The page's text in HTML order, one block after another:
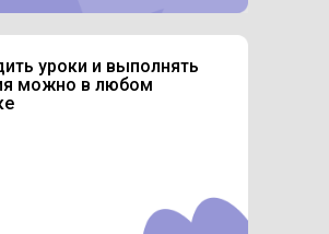
уроки и выполнять
можно в любом